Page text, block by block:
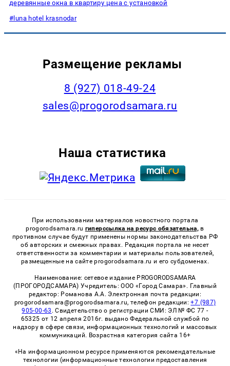
деревянные окна в квартиру цена с установкой
#luna hotel krasnodar
Размещение рекламы
8 (927) 018-49-24
sales@progorodsamara.ru
Наша статистика
При использовании материалов новостного портала
progorodsamara.ru гиперссылка на ресурс обязательна, в
противном случае будут применены нормы законодательства РФ
об авторских и смежных правах. Редакция портала не несет
ответственности за комментарии и материалы пользователей,
размещенные на сайте progorodsamara.ru и его субдоменах.
Наименование: сетевое издание PROGORODSAMARA
(ПРОГОРОДСАМАРА) Учредитель: ООО «Город Самара». Главный
редактор: Романова А.А. Электронная почта редакции:
progorodsamara@progorodsamara.ru, телефон редакции:+7 (987)
905-00-63 . Свидетельство о регистрации СМИ: ЭЛ № ФС 77 -
65325 от 12 апреля 2016г. выдано Федеральной службой по
надзору в сфере связи, информационных технологий и массовых
коммуникаций. Возрастная категория сайта 16+
«На информационном ресурсе применяются рекомендательные
технологии (информационные технологии предоставления